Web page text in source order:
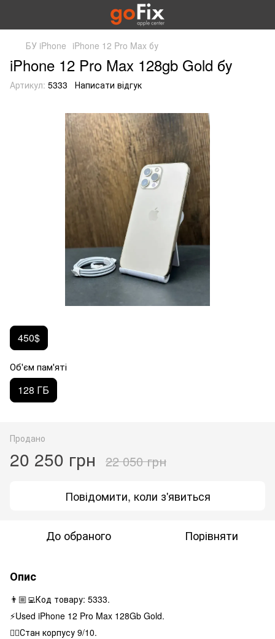
БУ iPhone iPhone 12 Pro Max бу
iPhone 12 Pro Max 128gb Gold бу
Артикул: 5333 Написати відгук
450$
Об'єм пам'яті
128 ГБ
Продано
20 250 грн 22 050 грн
Повідомити, коли з'явиться
До обраного Порівняти
Опис
👨🏼‍💻Код товару: 5333.
⚡️Used iPhone 12 Pro Max 128Gb Gold.
👌🏻Стан корпусу 9/10.